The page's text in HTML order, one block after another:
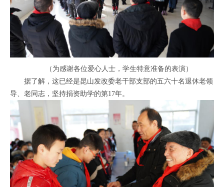
（为感谢各位爱心人士，学生特意准备的表演）
据了解，这已经是昆山发改委老干部支部的五六十名退休老领
导、老同志，坚持捐资助学的第17年。